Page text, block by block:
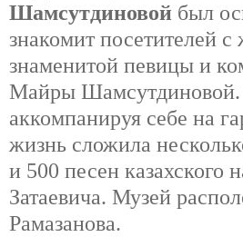
Шамсутдиновой был
знакомит посетителей
знаменитой певицы и
Майры Шамсутдиновой.
аккомпанируя себе на
жизнь сложила
и 500 песен казахского
Затаевича. Музей
Рамазанова.